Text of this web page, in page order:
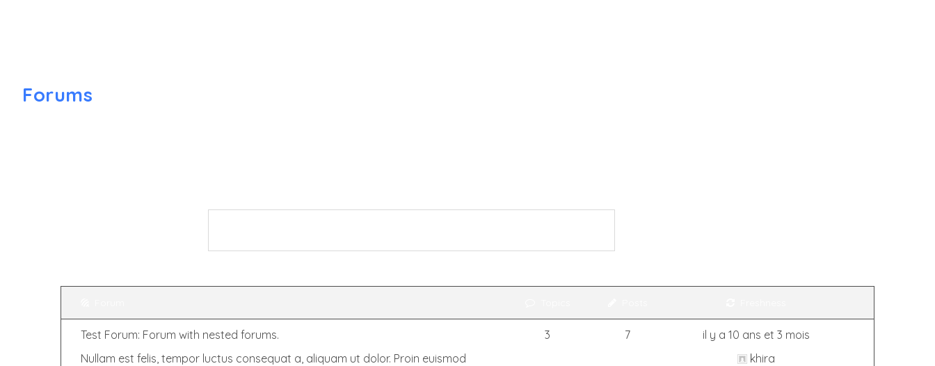
Forums
Test Forum: Forum with nested forums.
Nullam est felis, tempor luctus consequat a, aliquam ut dolor. Proin euismod
3 7
il y a 10 ans et 3 mois
khira